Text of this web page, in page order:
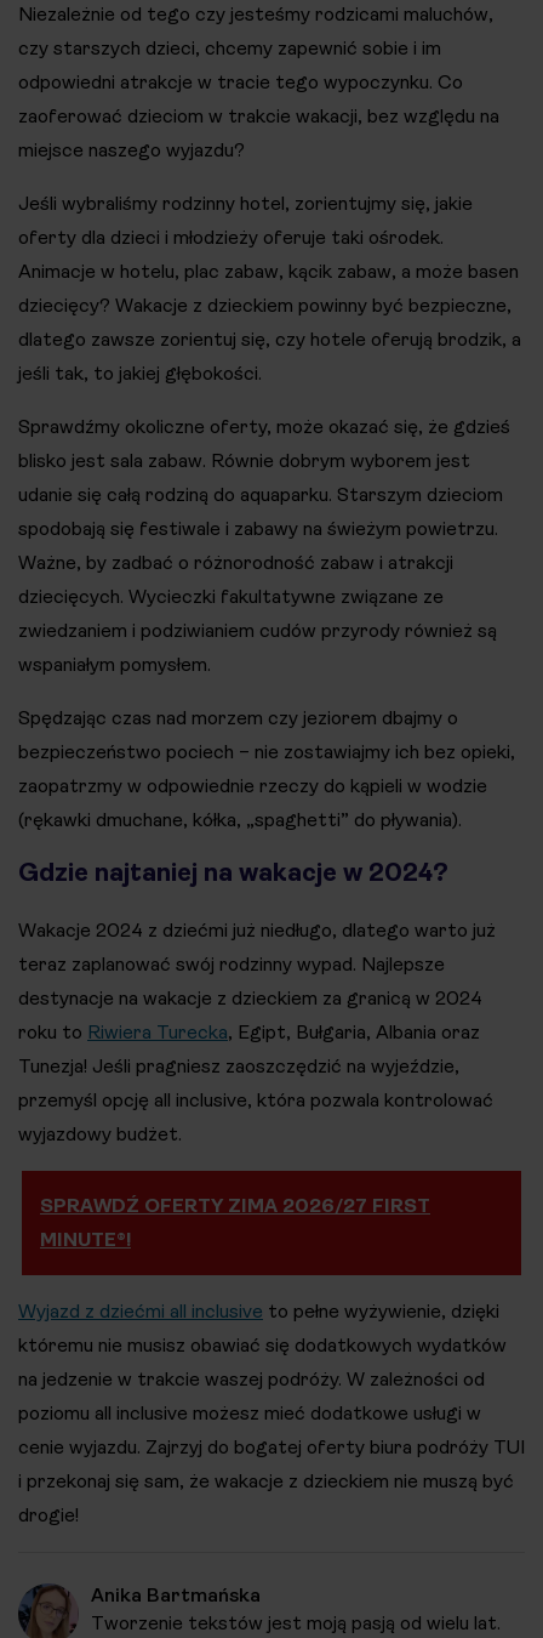
Niezależnie od tego czy jesteśmy rodzicami maluchów,
czy starszych dzieci, chcemy zapewnić sobie i im
odpowiedni atrakcje w tracie tego wypoczynku. Co
zaoferować dzieciom w trakcie wakacji, bez względu na
miejsce naszego wyjazdu?
Jeśli wybraliśmy rodzinny hotel, zorientujmy się, jakie
oferty dla dzieci i młodzieży oferuje taki ośrodek.
Animacje w hotelu, plac zabaw, kącik zabaw, a może basen
dziecięcy? Wakacje z dzieckiem powinny być bezpieczne,
dlatego zawsze zorientuj się, czy hotele oferują brodzik, a
jeśli tak, to jakiej głębokości.
Sprawdźmy okoliczne oferty, może okazać się, że gdzieś
blisko jest sala zabaw. Równie dobrym wyborem jest
udanie się całą rodziną do aquaparku. Starszym dzieciom
spodobają się festiwale i zabawy na świeżym powietrzu.
Ważne, by zadbać o różnorodność zabaw i atrakcji
dziecięcych. Wycieczki fakultatywne związane ze
zwiedzaniem i podziwianiem cudów przyrody również są
wspaniałym pomysłem.
Spędzając czas nad morzem czy jeziorem dbajmy o
bezpieczeństwo pociech – nie zostawiajmy ich bez opieki,
zaopatrzmy w odpowiednie rzeczy do kąpieli w wodzie
(rękawki dmuchane, kółka, „spaghetti” do pływania).
Gdzie najtaniej na wakacje w 2024?
Wakacje 2024 z dziećmi już niedługo, dlatego warto już
teraz zaplanować swój rodzinny wypad. Najlepsze
destynacje na wakacje z dzieckiem za granicą w 2024
roku to Riwiera Turecka, Egipt, Bułgaria, Albania oraz
Tunezja! Jeśli pragniesz zaoszczędzić na wyjeździe,
przemyśl opcję all inclusive, która pozwala kontrolować
wyjazdowy budżet.
SPRAWDŹ OFERTY ZIMA 2026/27 FIRST
MINUTE®!
Wyjazd z dziećmi all inclusive to pełne wyżywienie, dzięki
któremu nie musisz obawiać się dodatkowych wydatków
na jedzenie w trakcie waszej podróży. W zależności od
poziomu all inclusive możesz mieć dodatkowe usługi w
cenie wyjazdu. Zajrzyj do bogatej oferty biura podróży TUI
i przekonaj się sam, że wakacje z dzieckiem nie muszą być
drogie!
Anika Bartmańska
Tworzenie tekstów jest moją pasją od wielu lat.